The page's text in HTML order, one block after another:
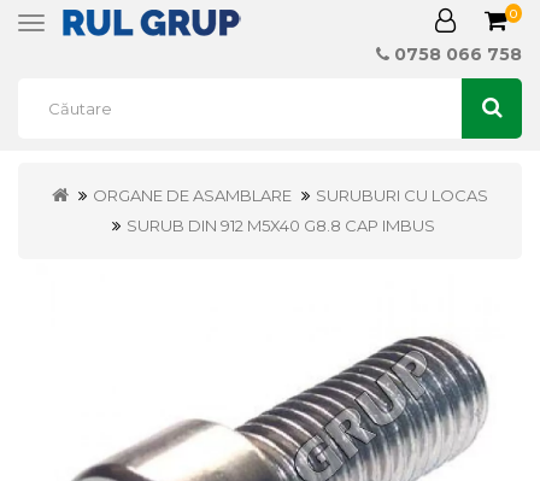
Toggle
0
0758 066 758
ORGANE DE ASAMBLARE
SURUBURI CU LOCAS
SURUB DIN 912 M5X40 G8.8 CAP IMBUS